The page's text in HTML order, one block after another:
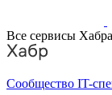
Все сервисы Хабра
Сообщество IT-